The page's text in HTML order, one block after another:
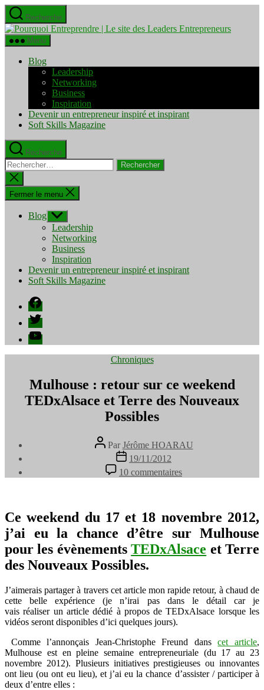
Aller
au
contenu
Recherche
Pourquoi
Menu
Blog
Leadership
Networking
Business
Inspiration
Devenir un entrepreneur inspiré et inspirant
Soft Skills Magazine
Recherche
Rechercher :
Fermer
la
recherche
Fermer le menu
Blog Afficher
le
sous-
menu
Leadership
Networking
Business
Inspiration
Devenir un entrepreneur inspiré et inspirant
Soft Skills Magazine
Facebook
Twitter
YouTube
Catégories
Chroniques
Mulhouse : retour sur ce weekend
TEDxAlsace et Terre des Nouveaux
Possibles
Auteur
de
l’article
Par Jérôme HOARAU
Date
de
l’article
19/11/2012
10 commentaires
Mulhouse
ce
weekend
TEDxAlsace
et
Nouveaux
Possibles
Ce weekend du 17 et 18 novembre 2012,
j’ai eu la chance d’être sur Mulhouse
pour les évènementsTEDxAlsace et Terre
des Nouveaux Possibles.
J’aimerais partager à travers cet article mon rapide retour, à chaud de
cette belle expérience (je n’irai pas dans le détail car je
vais réaliser un article dédié à propos de TEDxAlsace lorsque les
vidéos seront disponibles d’ici quelques jours).
Comme l’annonçais Jean-Christophe Freund danscet article,
Mulhouse est en pleine semaine entrepreneuriale (du 17 au 23
novembre 2012). Plusieurs initiatives prestigieuses ou innovantes
ont lieu (ou ont eu lieu), et j’ai eu la chance d’assister / participer à
deux d’entre elles :